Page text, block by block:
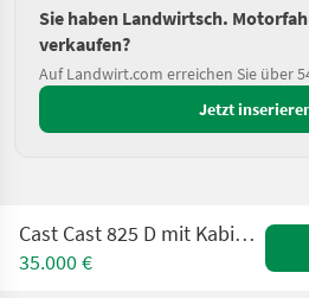
Sie haben Landwirtsch.
verkaufen?
Auf Landwirt.com erreichen Sie über
Jetzt
Cast Cast 825 D mit Kabine und Heizung WINTERDIENSTAK
35.000 €